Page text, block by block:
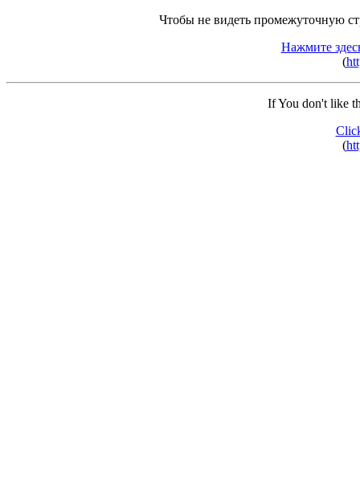
Чтобы не видеть промежуточную
Нажмите
(
If You don't like
(